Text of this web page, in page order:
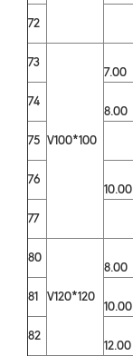
72
73
V100*100
7.00
74
8.00
75
76
10.00
77
80
V120*120
8.00
81
10.00
82
12.00